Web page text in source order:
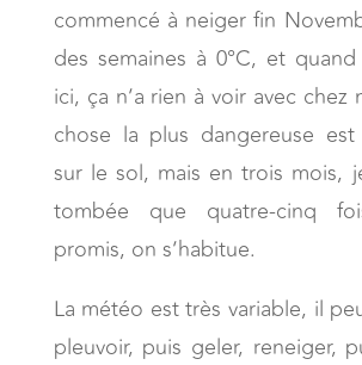
commencé à neiger fin
des semaines à 0°C, et
ici, ça n’a rien à voir avec chez
chose la plus dangereuse
sur le sol, mais en trois mois,
tombée que quatre-cinq
promis, on s’habitue.
La météo est très variable, il
pleuvoir, puis geler, reneiger,